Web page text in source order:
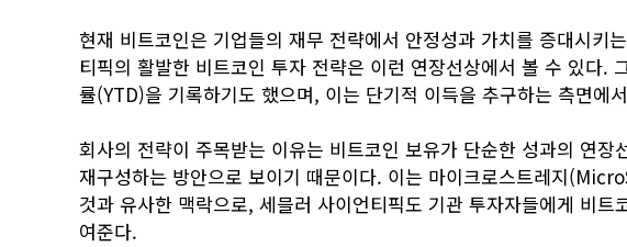
현재 비트코인은 기업들의 재무 전략에서 안정성과 가치를 증대시키
티픽의 활발한 비트코인 투자 전략은 이런 연장선상에서 볼 수 있다.
률(YTD)을 기록하기도 했으며, 이는 단기적 이득을 추구하는 측면에
회사의 전략이 주목받는 이유는 비트코인 보유가 단순한 성과의 연
재구성하는 방안으로 보이기 때문이다. 이는 마이크로스트레지
것과 유사한 맥락으로, 세믈러 사이언티픽도 기관 투자자들에게 비
여준다.